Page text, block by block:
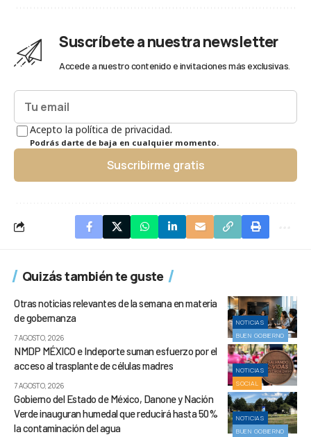
Suscríbete a nuestra newsletter
Accede a nuestro contenido e invitaciones más exclusivas.
Acepto la política de privacidad.
Podrás darte de baja en cualquier momento.
Suscribirme gratis
Quizás también te guste
NOTICIAS
BUEN GOBIERNO
Otras noticias relevantes de la semana en materia
de gobernanza
7 AGOSTO, 2026
NOTICIAS
SOCIAL
NMDP MÉXICO e Indeporte suman esfuerzo por el
acceso al trasplante de células madres
7 AGOSTO, 2026
NOTICIAS
BUEN GOBIERNO
Gobierno del Estado de México, Danone y Nación
Verde inauguran humedal que reducirá hasta 50%
la contaminación del agua